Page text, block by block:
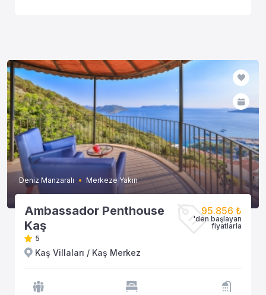
Deniz Manzaralı Merkeze Yakın
Ambassador Penthouse
Kaş
5
Kaş Villaları / Kaş Merkez
95.856 ₺
'den başlayan
fiyatlarla